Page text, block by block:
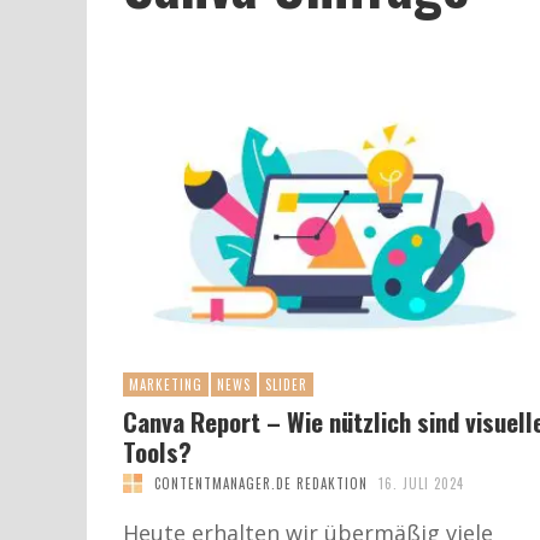
MARKETING NEWS SLIDER
Canva Report – Wie nützlich sind
Tools?
CONTENTMANAGER.DE REDAKTION 16. JULI 2024
Heute erhalten wir übermäßig viele